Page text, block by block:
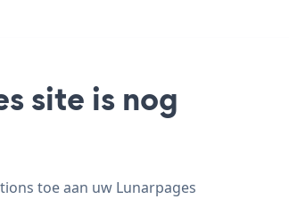
site is nog
toe aan uw Lunarpages